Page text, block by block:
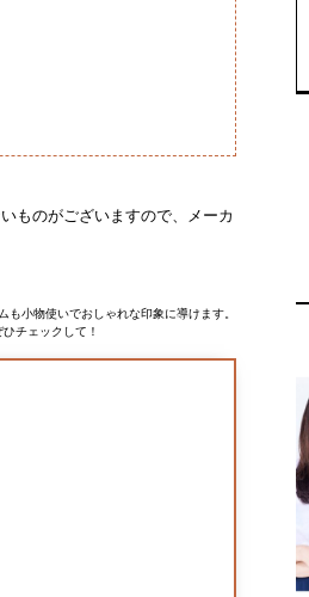
ものがございますので、メーカ
小物使いでおしゃれな印象に導けます。
チェックして！